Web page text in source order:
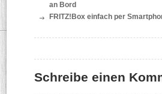
an Bord
FRITZ!Box einfach per
Schreibe einen